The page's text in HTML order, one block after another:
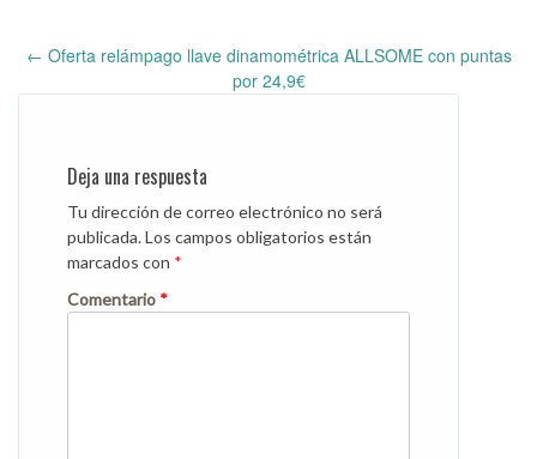
navigation
← Oferta relámpago llave dinamométrica ALLSOME con puntas
por 24,9€
Deja una respuesta
Tu dirección de correo electrónico no será
publicada.Los campos obligatorios están
marcados con *
Comentario *